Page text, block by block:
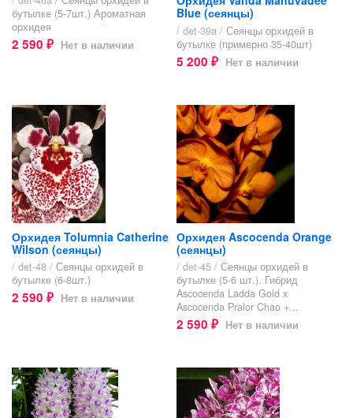
бутылке (5-7шт.) Ароматная
орхидея
2 590 ₽ Нет в наличии
Blue (сеянцы)
/ det-39a / Сеянцы орхидей в
бутылке (примерно 35-40шт)
5 200 ₽ Нет в наличии
Орхидея Tolumnia Catherine
Wilson (сеянцы)
/ det-48 / Сеянцы орхидей в
бутылке (6-8шт.)
2 590 ₽ Нет в наличии
Орхидея Ascocenda Orange
(сеянцы)
/ det-45 / Сеянцы орхидей в
бутылке (5-6 шт.). Гибрид
Ascocenda Ladda Gold x
Ascocenda Pralor Chao +...
2 590 ₽ Нет в наличии